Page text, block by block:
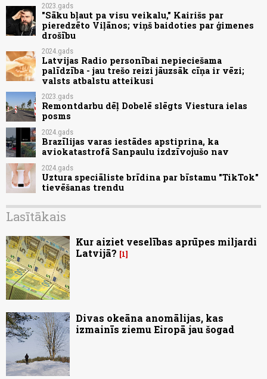
2023.gads
"Sāku bļaut pa visu veikalu," Kairišs par
pieredzēto Viļānos; viņš baidoties par ģimenes
drošību
2024.gads
Latvijas Radio personībai nepieciešama
palīdzība - jau trešo reizi jāuzsāk cīņa ir vēzi;
valsts atbalstu atteikusi
2023.gads
Remontdarbu dēļ Dobelē slēgts Viestura ielas
posms
2024.gads
Brazīlijas varas iestādes apstiprina, ka
aviokatastrofā Sanpaulu izdzīvojušo nav
2024.gads
Uztura speciāliste brīdina par bīstamu "TikTok"
tievēšanas trendu
Lasītākais
Kur aiziet veselības aprūpes miljardi
Latvijā?
1
Divas okeāna anomālijas, kas
izmainīs ziemu Eiropā jau šogad